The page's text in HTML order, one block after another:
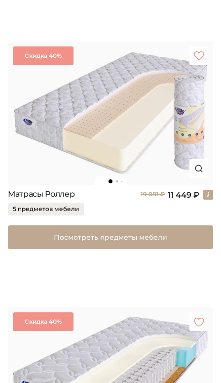
Скидка 40%
Матрасы Роллер 19 081 ₽ 11 449 ₽
5 предметов мебели
Посмотреть предметы мебели
Скидка 40%